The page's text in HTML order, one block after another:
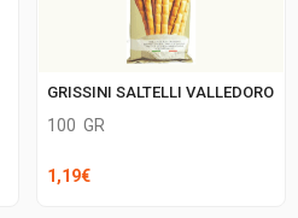
GRISSINI SALTELLI VALLEDORO
100 GR
1,19€